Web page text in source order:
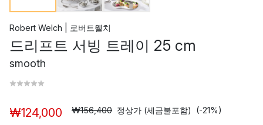
Robert Welch | 로버트웰치
드리프트 서빙 트레이 25 cm
smooth
₩124,000 ₩156,400 정상가 (세금불포함) (-21%)